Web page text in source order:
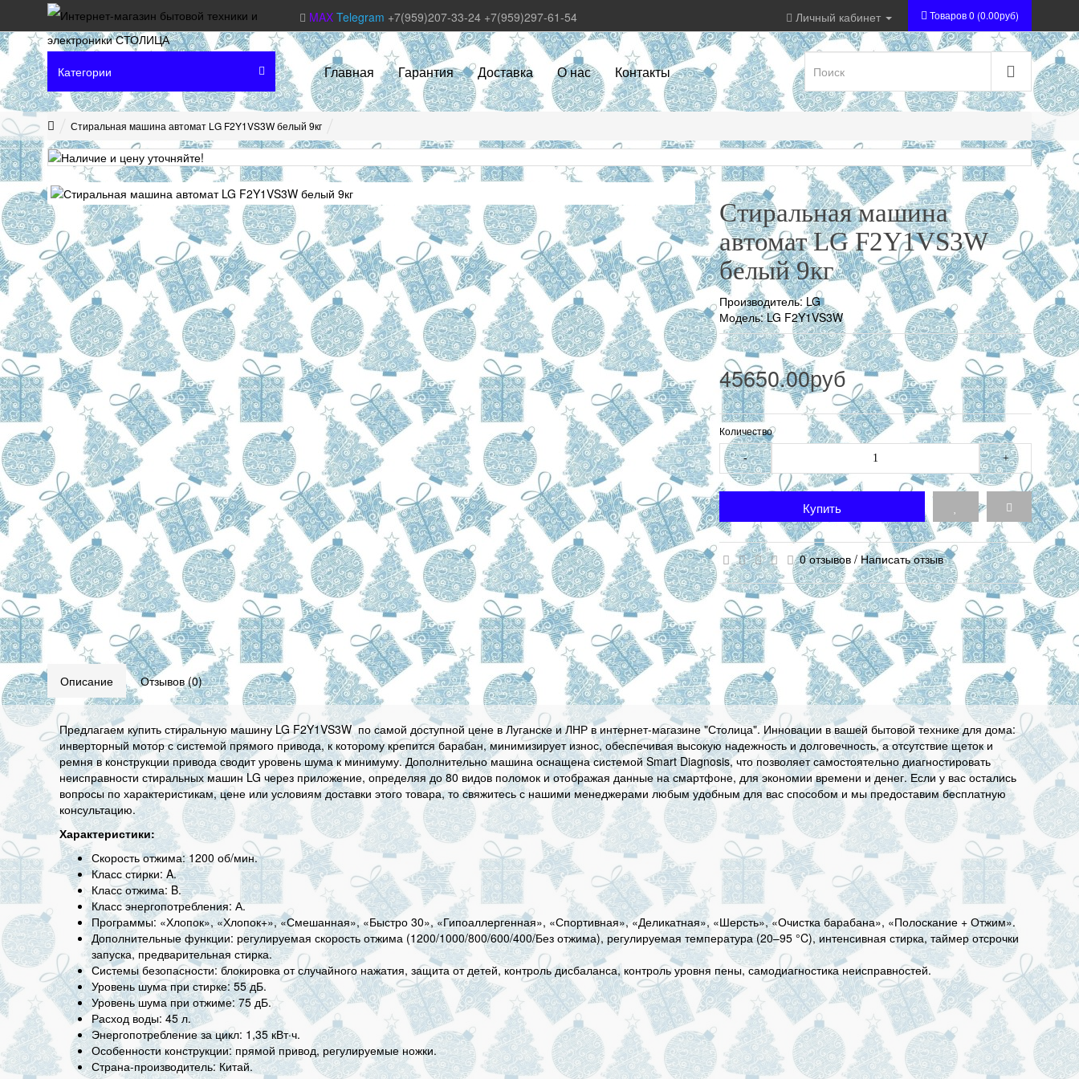
MAX Telegram +7(959)207-33-24 +7(959)297-61-54 Товаров 0 (0.00руб)
Личный кабинет
Категории Главная Гарантия Доставка О нас Контакты
Стиральная машина автомат LG F2Y1VS3W белый 9кг
Стиральная машина
автомат LG F2Y1VS3W
белый 9кг
Производитель: LG
Модель: LG F2Y1VS3W
45650.00руб
Количество
- +
Купить
0 отзывов / Написать отзыв
Описание Отзывов (0)
Предлагаем купить стиральную машину LG F2Y1VS3W по самой доступной цене в Луганске и ЛНР в интернет-магазине "Столица". Инновации в вашей бытовой технике для дома:
инверторный мотор с системой прямого привода, к которому крепится барабан, минимизирует износ, обеспечивая высокую надежность и долговечность, а отсутствие щеток и
ремня в конструкции привода сводит уровень шума к минимуму. Дополнительно машина оснащена системой Smart Diagnosis, что позволяет самостоятельно диагностировать
неисправности стиральных машин LG через приложение, определяя до 80 видов поломок и отображая данные на смартфоне, для экономии времени и денег. Если у вас остались
вопросы по характеристикам, цене или условиям доставки этого товара, то свяжитесь с нашими менеджерами любым удобным для вас способом и мы предоставим бесплатную
консультацию.
Характеристики:
Скорость отжима: 1200 об/мин.
Класс стирки: A.
Класс отжима: B.
Класс энергопотребления: А.
Программы: «Хлопок», «Хлопок+», «Смешанная», «Быстро 30», «Гипоаллергенная», «Спортивная», «Деликатная», «Шерсть», «Очистка барабана», «Полоскание + Отжим».
Дополнительные функции: регулируемая скорость отжима (1200/1000/800/600/400/Без отжима), регулируемая температура (20–95 °C), интенсивная стирка, таймер отсрочки
запуска, предварительная стирка.
Системы безопасности: блокировка от случайного нажатия, защита от детей, контроль дисбаланса, контроль уровня пены, самодиагностика неисправностей.
Уровень шума при стирке: 55 дБ.
Уровень шума при отжиме: 75 дБ.
Расход воды: 45 л.
Энергопотребление за цикл: 1,35 кВт·ч.
Особенности конструкции: прямой привод, регулируемые ножки.
Страна-производитель: Китай.